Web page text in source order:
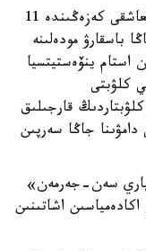
كاسىبي فۋتبولدى كوممەرسيالاندىرۋدىڭ العاشقى كەزەڭىندە 11
باسقارۋ مودەلىنە
تەڭگەدەن استام ينۆەستيتسيا
تاعى 8 كاسىبي كلۋبتى
قارجىلىق
جاڭا سەرپىن
«پاري سەن-جەرمەن»
اشاتىنىن